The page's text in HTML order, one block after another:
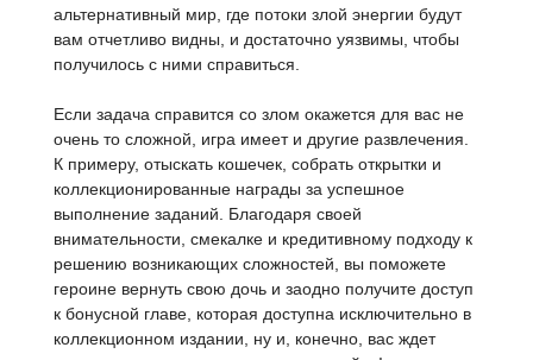
альтернативный мир, где потоки злой энергии будут
вам отчетливо видны, и достаточно уязвимы, чтобы
получилось с ними справиться.
Если задача справится со злом окажется для вас не
очень то сложной, игра имеет и другие развлечения.
К примеру, отыскать кошечек, собрать открытки и
коллекционированные награды за успешное
выполнение заданий. Благодаря своей
внимательности, смекалке и кредитивному подходу к
решению возникающих сложностей, вы поможете
героине вернуть свою дочь и заодно получите доступ
к бонусной главе, которая доступна исключительно в
коллекционном издании, ну и, конечно, вас ждет